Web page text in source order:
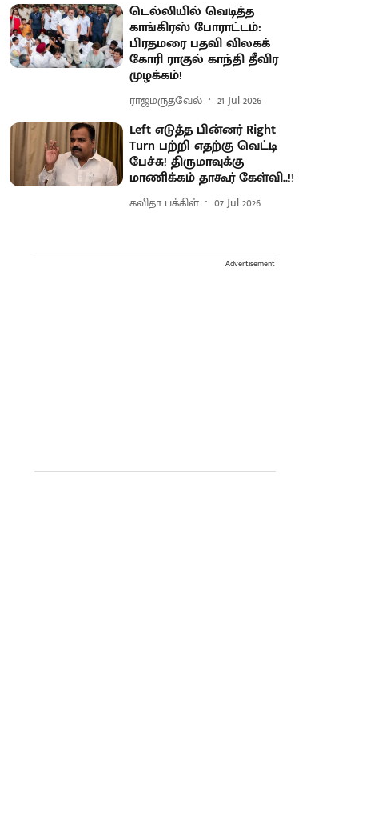
டெல்லியில் வெடித்த
காங்கிரஸ் போராட்டம்:
பிரதமரை பதவி விலகக்
கோரி ராகுல் காந்தி தீவிர
முழக்கம்!
ராஜமருதவேல் 21 Jul 2026
Left எடுத்த பின்னர் Right
Turn பற்றி எதற்கு வெட்டி
பேச்சு! திருமாவுக்கு
மாணிக்கம் தாகூர் கேள்வி..!!
கவிதா பக்கிள் 07 Jul 2026
Advertisement